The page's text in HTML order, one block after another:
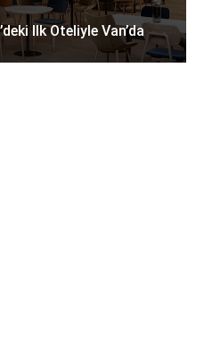
Ilk Oteliyle Van’da